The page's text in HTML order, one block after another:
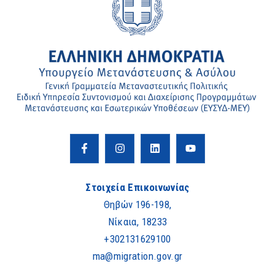
Στοιχεία Επικοινωνίας
Θηβών 196-198,
Νίκαια, 18233
+302131629100
ma@migration.gov.gr